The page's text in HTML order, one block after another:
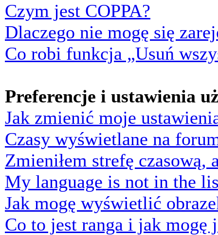
Czym jest COPPA?
Dlaczego nie mogę się
Co robi funkcja „Usuń
Preferencje i ustawienia
Jak zmienić moje
Czasy wyświetlane na
Zmieniłem strefę czasową,
My language is not in the
Jak mogę wyświetlić
Co to jest ranga i jak mogę